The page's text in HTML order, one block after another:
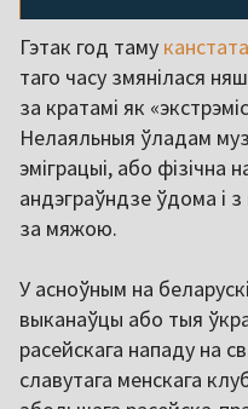
Гэтак год таму
таго часу змянілася
за кратамі як
Нелаяльныя ўладам
эміграцыі, або фізічна
андэграўндзе ўдома і
за мяжою.
У асноўным на
выканаўцы або тыя
расейскага нападу на
славутага менскага